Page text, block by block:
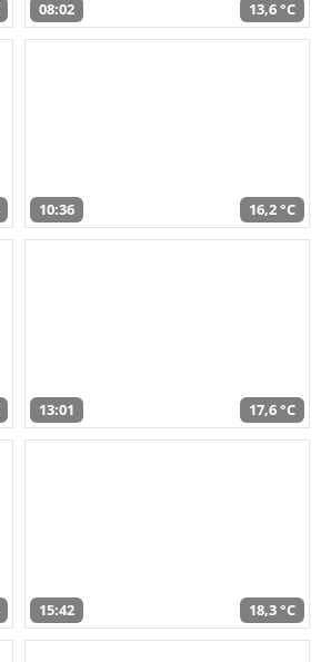
08:02 13,6 °C
10:36 16,2 °C
13:01 17,6 °C
15:42 18,3 °C